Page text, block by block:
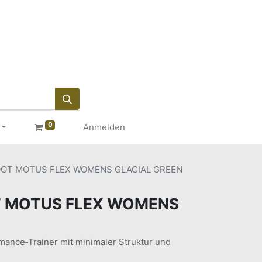
0 Anmelden
MOTUS FLEX WOMENS GLACIAL GREEN
FLEX WOMENS
mit minimaler Struktur und